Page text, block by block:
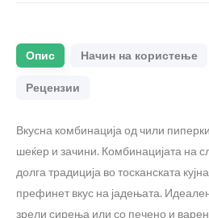
Опис Начин на користење
Рецензии
Вкусна комбинација од чили
шеќер и зачини. Комбинацијата на
долга традиција во тосканската
префинет вкус на јадењата.
зрели сирења или со печено и